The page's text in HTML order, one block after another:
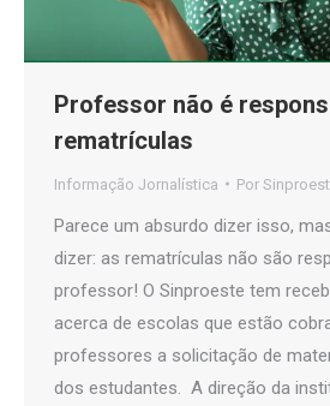
Professor não é
rematrículas
Informação Jornalística Por
Parece um absurdo dizer isso,
dizer: as rematrículas não são
professor! O Sinproeste tem
acerca de escolas que estão
professores a solicitação de
dos estudantes. A direção da